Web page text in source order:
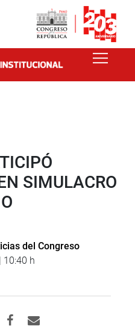
SIMULACRO
del Congreso
10:40 h